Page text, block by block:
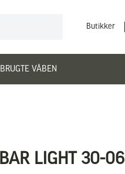
Butikker
BRUGTE VÅBEN
LIGHT 30-06